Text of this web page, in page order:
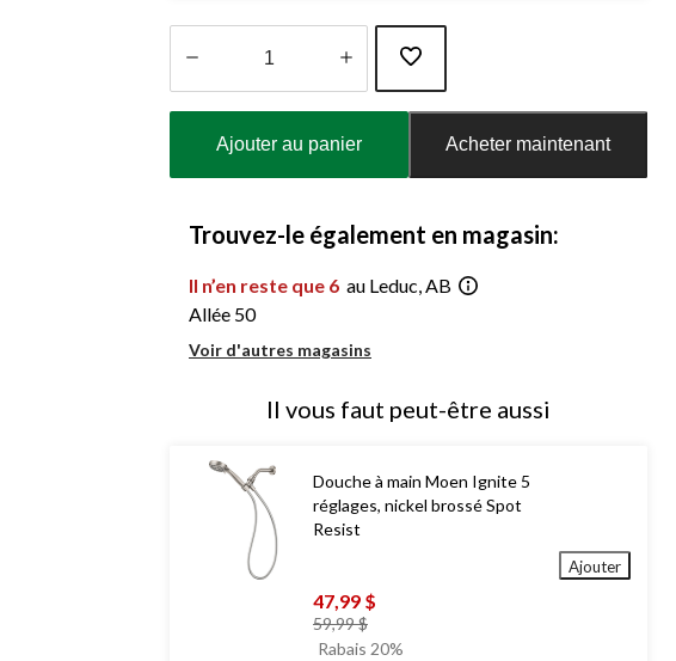
Ajouter au panier Acheter maintenant
Trouvez-le également en magasin:
Il n’en reste que 6 au Leduc, AB
Allée 50
Voir d'autres magasins
Il vous faut peut-être aussi
Douche à main Moen Ignite 5
réglages, nickel brossé Spot
Resist
47,99 $
59,99 $prix
était
Rabais 20%
Ajouter